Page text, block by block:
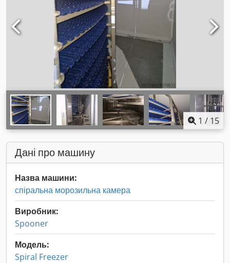
1 / 15
Дані про машину
Назва машини:
спіральна морозильна камера
Виробник:
Spooner
Модель:
Spiral Freezer